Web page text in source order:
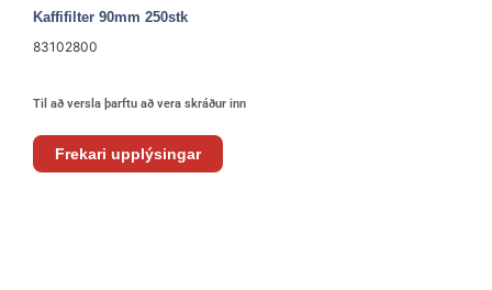
Kaffifilter 90mm 250stk
83102800
Til að versla þarftu að vera skráður inn
Frekari upplýsingar